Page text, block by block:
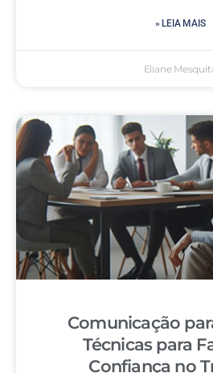
» LEIA MAIS
Eliane
Comunicação
Técnicas para
Confiança no